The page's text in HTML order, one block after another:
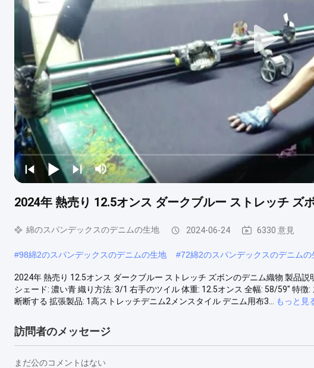
2024年 熱売り 12.5オンス ダークブルー ストレッチ ズ
綿のスパンデックスのデニムの生地 2024-06-24 6330 意見
#98綿2のスパンデックスのデニムの生地 #72綿2のスパンデックスのデニムの
2024年 熱売り 12.5オンス ダークブルー ストレッチ ズボンのデニム織物 製品
シェード: 濃い青 織り方法: 3/1 右手のツイル 体重: 12.5オンス 全幅: 58/59" 特
断断する 拡張製品: 1高ストレッチデニム2メンスタイル デニム用布3...
もっと見
訪問者のメッセージ
まだ公のコメントはない